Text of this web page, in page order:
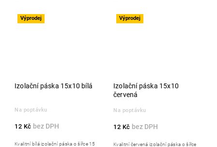
Výprodej
Izolační páska 15x10 bílá
Na poptávku
12 Kč
Kvalitní bílá izolační páska o šířce 15
Výprodej
Izolační páska 15x10
červená
Na poptávku
12 Kč
Kvalitní červená izolační páska o šířce